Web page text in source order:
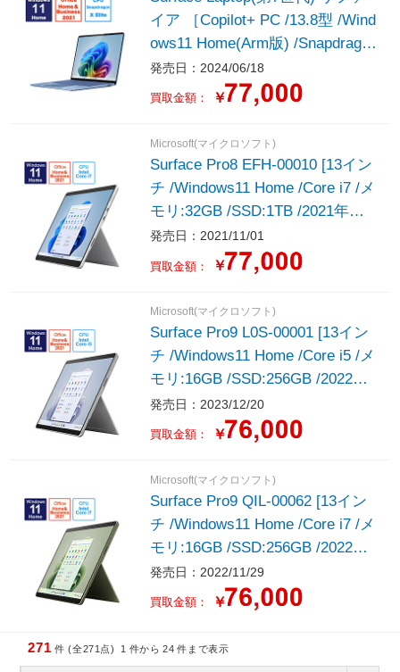
イア ［Copilot+ PC /13.8型 /Wind
ows11 Home(Arm版) /Snapdragon
X Elite /メモリ：16GB /SSD：51
2GB /M365 (24か月) or Office 選
択可能 /2024年6月モデル］
発売日：2024/06/18
買取金額： ￥
Microsoft(マイクロソフト)
Surface Pro8 EFH-00010 [13イン
チ /Windows11 Home /Core i7 /メ
モリ:32GB /SSD:1TB /2021年モ
デル ] プラチナ
発売日：2021/11/01
買取金額： ￥
Microsoft(マイクロソフト)
Surface Pro9 L0S-00001 [13イン
チ /Windows11 Home /Core i5 /メ
モリ:16GB /SSD:256GB /2022年
モデル ] プラチナ Signatureキー
ボード スリムペン2付き
発売日：2023/12/20
買取金額： ￥
Microsoft(マイクロソフト)
Surface Pro9 QIL-00062 [13イン
チ /Windows11 Home /Core i7 /メ
モリ:16GB /SSD:256GB /2022年
モデル ] フォレスト
発売日：2022/11/29
買取金額： ￥
271 件 (全271点) 1 件から 24 件まで表示